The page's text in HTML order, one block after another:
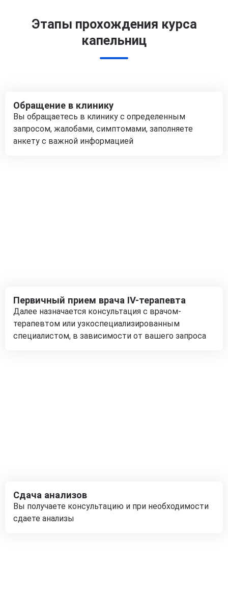
Этапы прохождения курса
капельниц
Обращение в клинику
Вы обращаетесь в клинику с определенным
запросом, жалобами, симптомами, заполняете
анкету с важной информацией
Первичный прием врача IV-терапевта
Далее назначается консультация с врачом-
терапевтом или узкоспециализированным
специалистом, в зависимости от вашего запроса
Сдача анализов
Вы получаете консультацию и при необходимости
сдаете анализы